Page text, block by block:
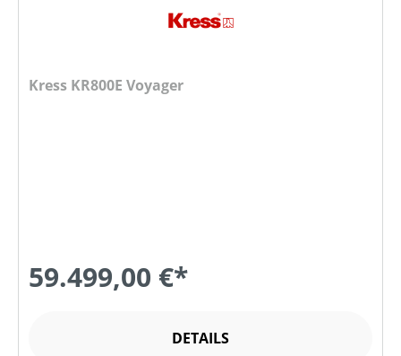
Kress KR800E Voyager
59.499,00 €*
DETAILS